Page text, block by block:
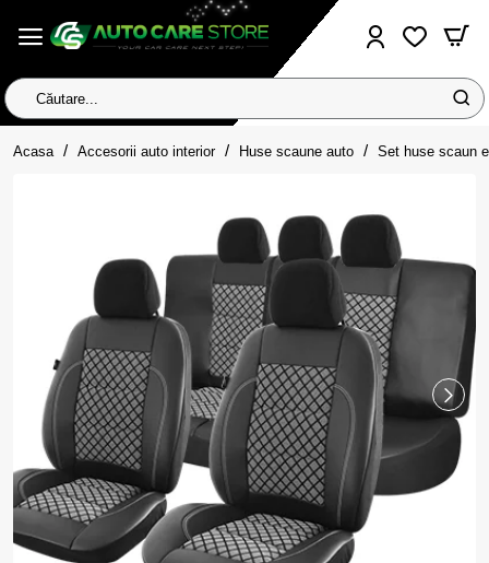
Căutare...
Acasa homeAccesorii auto interior Huse scaune auto Set huse scaun